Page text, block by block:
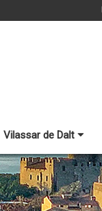
Vilassar de Dalt